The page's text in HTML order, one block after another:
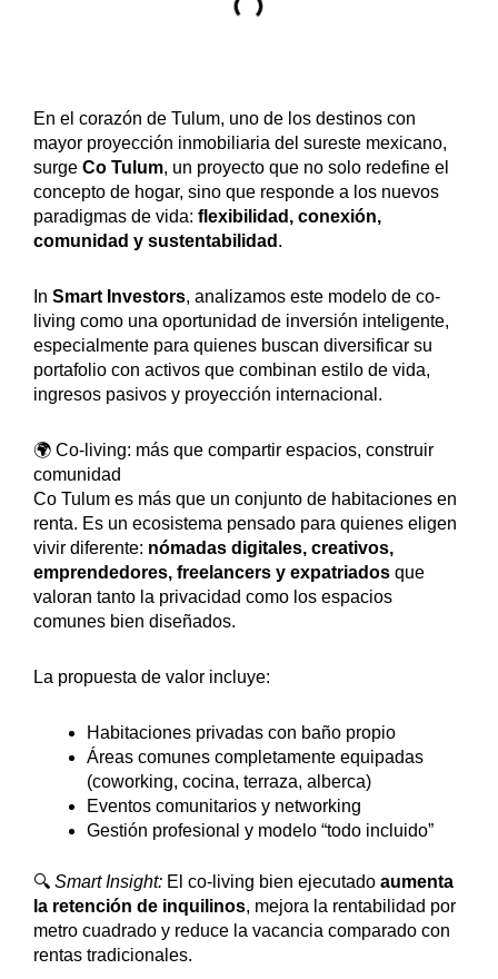
En el corazón de Tulum, uno de los destinos con
mayor proyección inmobiliaria del sureste mexicano,
surge Co Tulum, un proyecto que no solo redefine el
concepto de hogar, sino que responde a los nuevos
paradigmas de vida: flexibilidad, conexión,
comunidad y sustentabilidad .
In Smart Investors, analizamos este modelo de co-
living como una oportunidad de inversión inteligente,
especialmente para quienes buscan diversificar su
portafolio con activos que combinan estilo de vida,
ingresos pasivos y proyección internacional.
🌍 Co-living: más que compartir espacios, construir
comunidad
Co Tulum es más que un conjunto de habitaciones en
renta. Es un ecosistema pensado para quienes eligen
vivir diferente: nómadas digitales, creativos,
emprendedores, freelancers y expatriados que
valoran tanto la privacidad como los espacios
comunes bien diseñados.
La propuesta de valor incluye:
Habitaciones privadas con baño propio
Áreas comunes completamente equipadas
(coworking, cocina, terraza, alberca)
Eventos comunitarios y networking
Gestión profesional y modelo “todo incluido”
🔍 Smart Insight: El co-living bien ejecutado aumenta
la retención de inquilinos, mejora la rentabilidad por
metro cuadrado y reduce la vacancia comparado con
rentas tradicionales.